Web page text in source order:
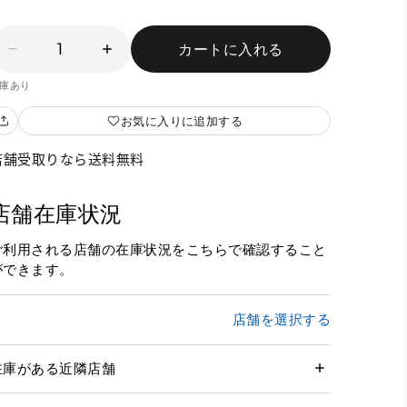
1 カートに入れる
あり
お気に入りに追加する
舗受取りなら送料無料
舗在庫状況
利用される店舗の在庫状況をこちらで確認すること
きます。
店舗を選択する
庫がある近隣店舗